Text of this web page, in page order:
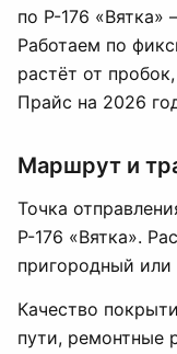
по Р-176
Работаем по
растёт от
Прайс на 2026
Маршрут и
Точка
Р-176 «Вятка».
пригородный
Качество
пути, ремонтные